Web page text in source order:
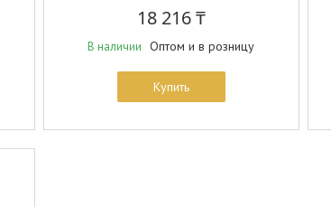
18 216 ₸
В наличии Оптом и в розницу
Купить